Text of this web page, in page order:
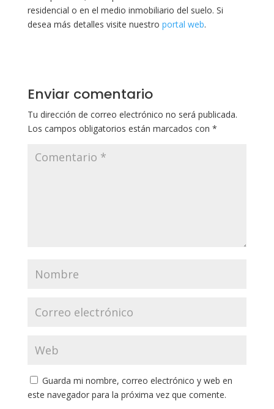
residencial o en el medio inmobiliario del suelo. Si
desea más detalles visite nuestro portal web.
Enviar comentario
Tu dirección de correo electrónico no será publicada.
Los campos obligatorios están marcados con *
Guarda mi nombre, correo electrónico y web en
este navegador para la próxima vez que comente.